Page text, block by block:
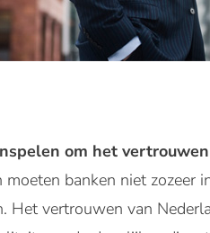
om het
banken niet zozeer
Het vertrouwen van